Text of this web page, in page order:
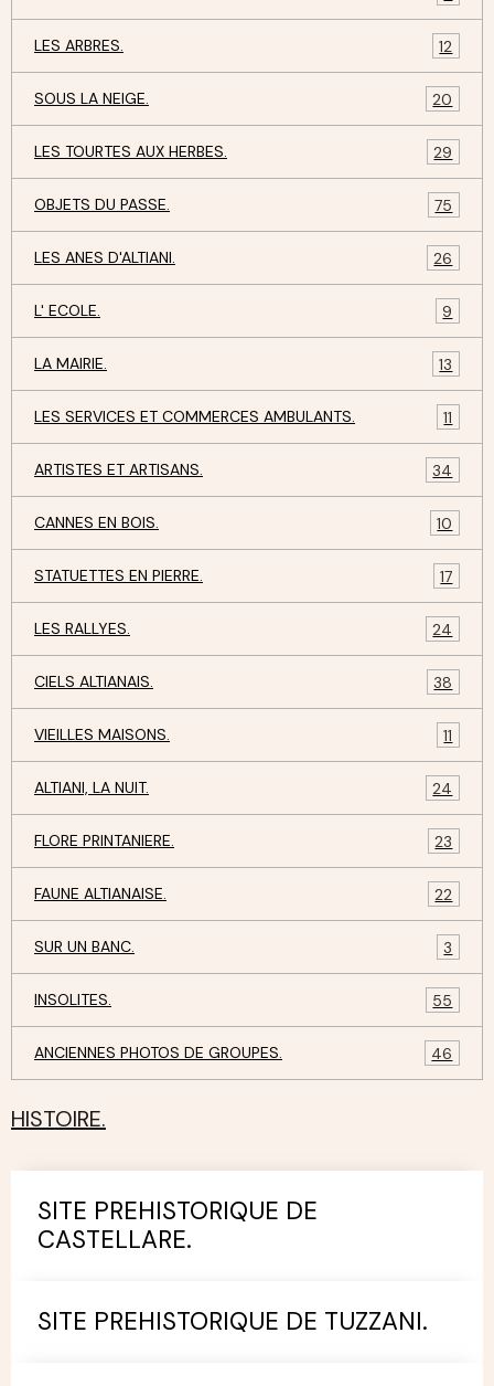
LES ARBRES. 12
SOUS LA NEIGE. 20
LES TOURTES AUX HERBES. 29
OBJETS DU PASSE. 75
LES ANES D'ALTIANI. 26
L' ECOLE. 9
LA MAIRIE. 13
LES SERVICES ET COMMERCES AMBULANTS. 11
ARTISTES ET ARTISANS. 34
CANNES EN BOIS. 10
STATUETTES EN PIERRE. 17
LES RALLYES. 24
CIELS ALTIANAIS. 38
VIEILLES MAISONS. 11
ALTIANI, LA NUIT. 24
FLORE PRINTANIERE. 23
FAUNE ALTIANAISE. 22
SUR UN BANC. 3
INSOLITES. 55
ANCIENNES PHOTOS DE GROUPES. 46
HISTOIRE.
SITE PREHISTORIQUE DE
CASTELLARE.
SITE PREHISTORIQUE DE TUZZANI.